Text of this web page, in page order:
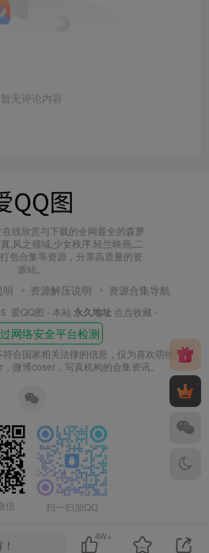
暂无评论内容
线欣赏与下载的全网最全的森萝
,风之领域,少女秩序,轻兰映画,二
包合集等资源，分享高质量的资
源站。
明 资源解压说明 资源合集导航
爱QQ图 - 本站 永久地址 点点收藏 -
合国家相关法律的信息，仅为喜欢萌物的小
微博coser，写真机构的合集资讯。
信 扫一扫加QQ
4W+